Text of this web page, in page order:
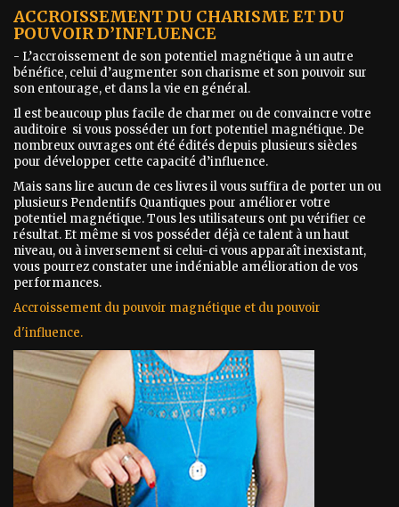
ACCROISSEMENT DU CHARISME ET DU
POUVOIR D’INFLUENCE
- L’accroissement de son potentiel magnétique à un autre
bénéfice, celui d’augmenter son charisme et son pouvoir sur
son entourage, et dans la vie en général.
Il est beaucoup plus facile de charmer ou de convaincre votre
auditoire si vous posséder un fort potentiel magnétique. De
nombreux ouvrages ont été édités depuis plusieurs siècles
pour développer cette capacité d’influence.
Mais sans lire aucun de ces livres il vous suffira de porter un ou
plusieurs Pendentifs Quantiques pour améliorer votre
potentiel magnétique. Tous les utilisateurs ont pu vérifier ce
résultat. Et même si vos posséder déjà ce talent à un haut
niveau, ou à inversement si celui-ci vous apparaît inexistant,
vous pourrez constater une indéniable amélioration de vos
performances.
Accroissement du pouvoir magnétique et du pouvoir
d'influence.